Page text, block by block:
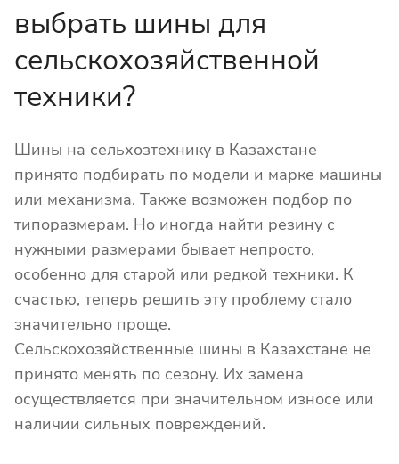
выбрать шины для
сельскохозяйственной
техники?
Шины на сельхозтехнику в Казахстане
принято подбирать по модели и марке машины
или механизма. Также возможен подбор по
типоразмерам. Но иногда найти резину с
нужными размерами бывает непросто,
особенно для старой или редкой техники. К
счастью, теперь решить эту проблему стало
значительно проще.
Сельскохозяйственные шины в Казахстане не
принято менять по сезону. Их замена
осуществляется при значительном износе или
наличии сильных повреждений.